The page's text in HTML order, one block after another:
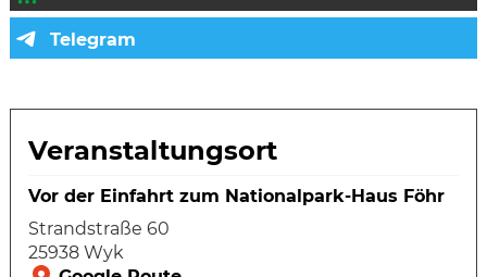
Veranstaltungsort
Vor der Einfahrt zum Nationalpark-Haus Föhr
Strandstraße 60
25938 Wyk